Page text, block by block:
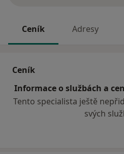
Ceník Adresy
Ceník
Informace o službách a
Tento specialista ještě
svých